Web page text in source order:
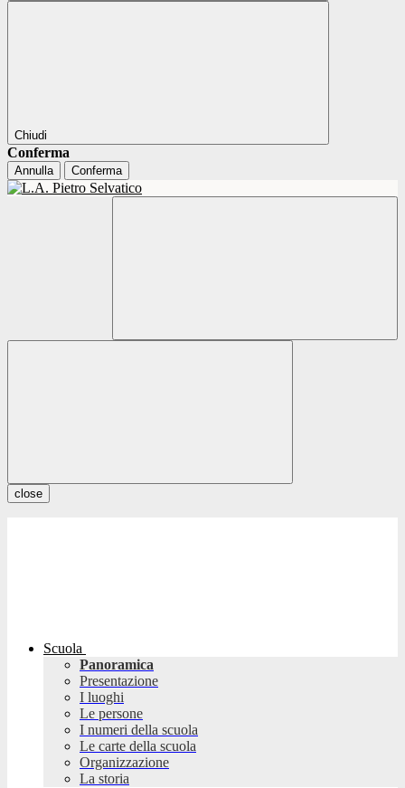
Chiudi
Conferma
Annulla Conferma
close
Scuola
Panoramica
Presentazione
I luoghi
Le persone
I numeri della scuola
Le carte della scuola
Organizzazione
La storia